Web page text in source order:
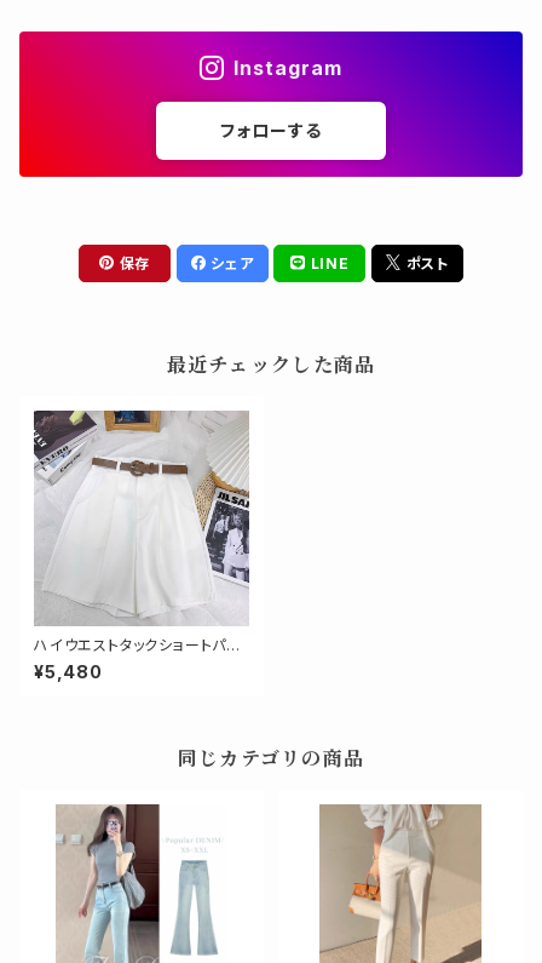
Instagram
フォローする
保存 シェア LINE ポスト
最近チェックした商品
ハイウエストタックショートパン
ツ
¥5,480
同じカテゴリの商品